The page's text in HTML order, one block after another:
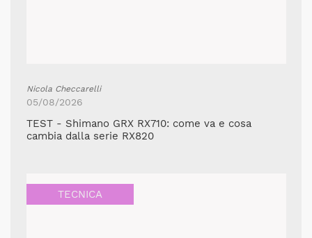
Nicola Checcarelli
05/08/2026
TEST - Shimano GRX RX710: come va e cosa
cambia dalla serie RX820
TECNICA